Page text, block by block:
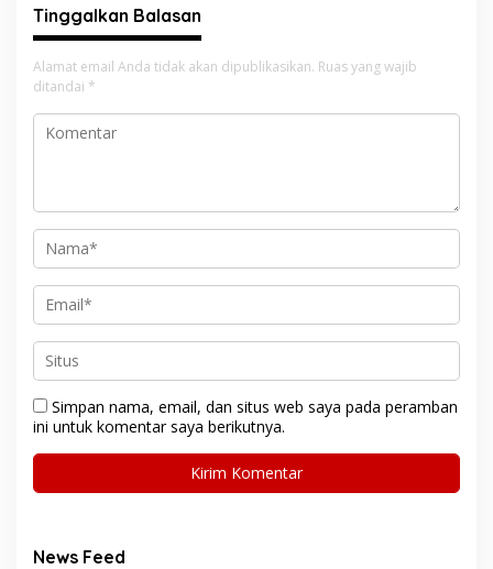
Tinggalkan Balasan
Alamat email Anda tidak akan dipublikasikan. Ruas yang wajib
ditandai *
Simpan nama, email, dan situs web saya pada peramban
ini untuk komentar saya berikutnya.
News Feed